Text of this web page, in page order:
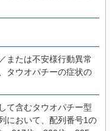
または不安様行動異常
タウオパチーの症状の
て含むタウオパチー型
において、配列番号1の